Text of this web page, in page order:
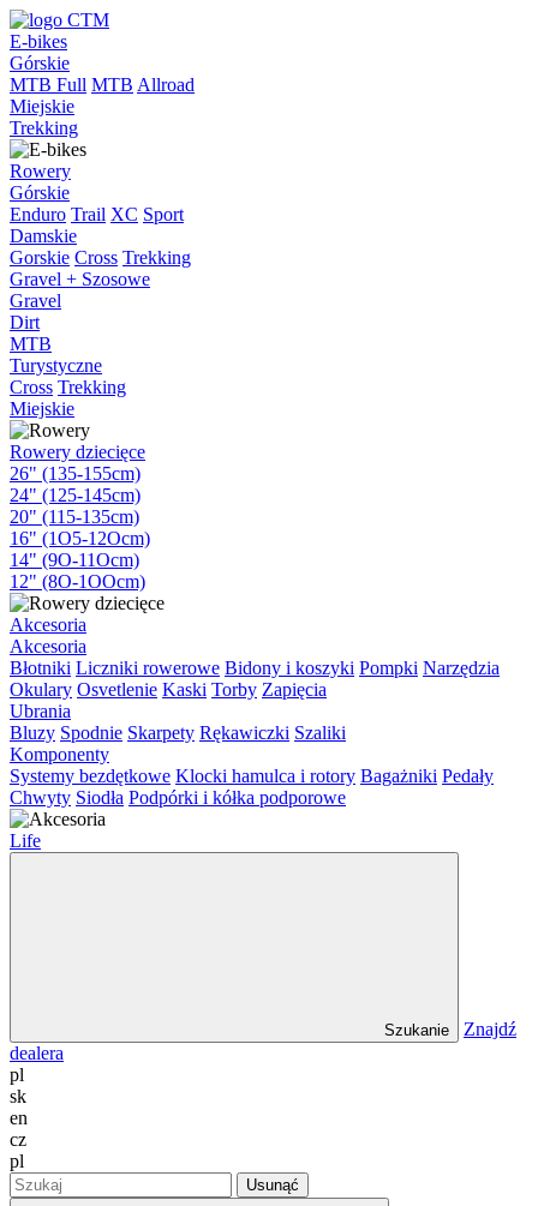
E-bikes
Górskie
MTB Full MTB Allroad
Miejskie
Trekking
Rowery
Górskie
Enduro Trail XC Sport
Damskie
Gorskie Cross Trekking
Gravel + Szosowe
Gravel
Dirt
MTB
Turystyczne
Cross Trekking
Miejskie
Rowery dziecięce
26" (135-155cm)
24" (125-145cm)
20" (115-135cm)
16" (1O5-12Ocm)
14" (9O-11Ocm)
12" (8O-1OOcm)
Akcesoria
Akcesoria
Błotniki Liczniki rowerowe Bidony i koszyki Pompki Narzędzia
Okulary Osvetlenie Kaski Torby Zapięcia
Ubrania
Bluzy Spodnie Skarpety Rękawiczki Szaliki
Komponenty
Systemy bezdętkowe Klocki hamulca i rotory Bagażniki Pedały
Chwyty Siodła Podpórki i kółka podporowe
Life
Szukanie
Znajdź
dealera
pl
sk
en
cz
pl
Usunąć